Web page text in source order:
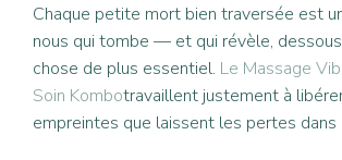
Chaque petite mort bien traversée est
nous qui tombe — et qui révèle,
chose de plus essentiel. Le Massage
Soin Kombotravaillent justement à
empreintes que laissent les pertes dans